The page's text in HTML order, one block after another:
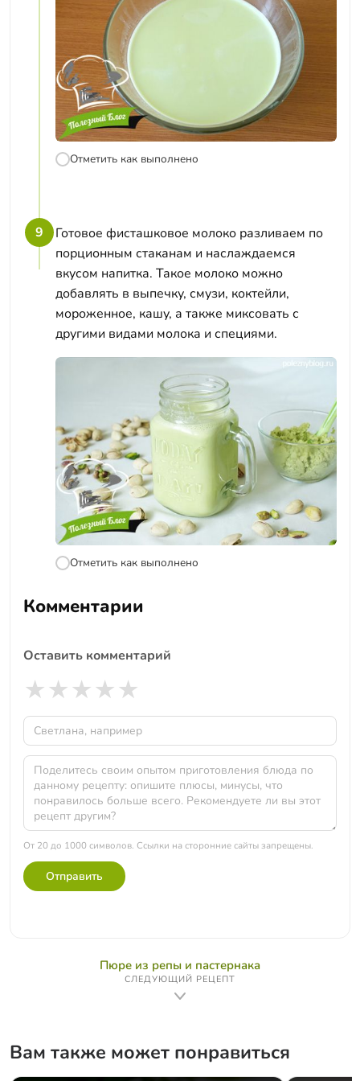
Отметить как выполнено
9
Готовое фисташковое молоко разливаем по
порционным стаканам и наслаждаемся
вкусом напитка. Такое молоко можно
добавлять в выпечку, смузи, коктейли,
мороженное, кашу, а также миксовать с
другими видами молока и специями.
Отметить как выполнено
Комментарии
Оставить комментарий
★★★★★
От 20 до 1000 символов. Ссылки на сторонние сайты запрещены.
Отправить
Пюре из репы и пастернака
СЛЕДУЮЩИЙ РЕЦЕПТ
Вам также может понравиться